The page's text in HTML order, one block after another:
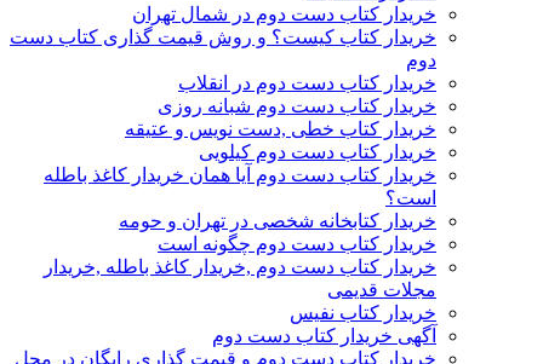
خریدار کتاب دست دوم در شمال تهران
خریدار کتاب کیست؟ و روش قیمت گذاری کتاب دست
دوم
خریدار کتاب دست دوم در انقلاب
خریدار کتاب دست دوم شبانه روزی
خریدار کتاب خطی ,دست نویس و عتیقه
خریدار کتاب دست دوم کیلویی
خریدار کتاب دست دوم آیا همان خریدار کاغذ باطله
است؟
خریدار کتابخانه شخصی در تهران و حومه
خریدار کتاب دست دوم چگونه است
خریدار کتاب دست دوم ,خریدار کاغذ باطله ,خریدار
مجلات قدیمی
خریدار کتاب نفیس
آگهی خریدار کتاب دست دوم
خریدار کتاب دست دوم و قیمت گذاری رایگان در محل